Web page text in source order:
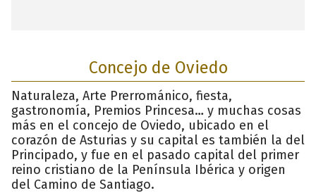
Concejo de Oviedo
Naturaleza, Arte Prerrománico, fiesta,
gastronomía, Premios Princesa… y muchas cosas
más en el concejo de Oviedo, ubicado en el
corazón de Asturias y su capital es también la del
Principado, y fue en el pasado capital del primer
reino cristiano de la Península Ibérica y origen
del Camino de Santiago.